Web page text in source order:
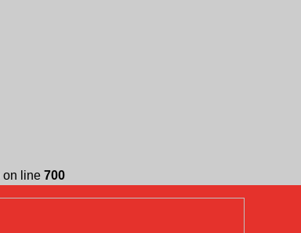
on line 700